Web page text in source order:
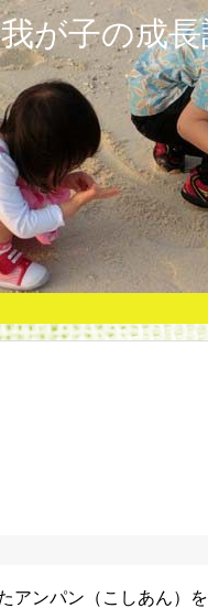
が子の成長
アンパン（こしあん）